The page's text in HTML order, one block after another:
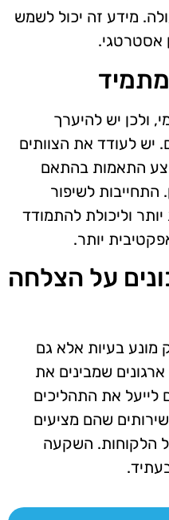
מידע זה יכול לשמש
אסטרטגי.
ולכן יש להיערך
יש לעודד את הצוותים
התאמות בהתאם
לשיפור
וליכולת להתמודד
יותר.
על הצלחה
מונע בעיות אלא גם
שמבינים את
לייעל את התהליכים
שהם מציעים
הלקוחות. השקעה